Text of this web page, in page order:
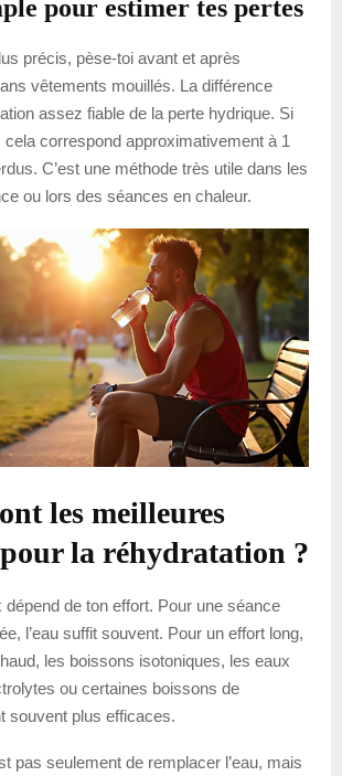
pour estimer tes pertes
précis, pèse-toi avant et après
vêtements mouillés. La différence
assez fiable de la perte hydrique. Si
correspond approximativement à 1
C’est une méthode très utile dans les
ou lors des séances en chaleur.
les meilleures
la réhydratation ?
dépend de ton effort. Pour une séance
l’eau suffit souvent. Pour un effort long,
les boissons isotoniques, les eaux
ou certaines boissons de
souvent plus efficaces.
pas seulement de remplacer l’eau, mais